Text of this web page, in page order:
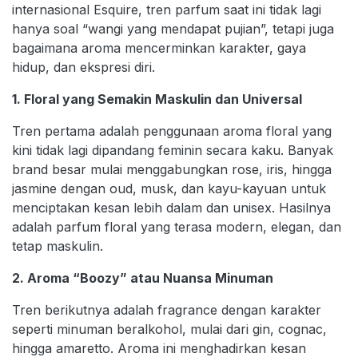
internasional Esquire, tren parfum saat ini tidak lagi
hanya soal “wangi yang mendapat pujian”, tetapi juga
bagaimana aroma mencerminkan karakter, gaya
hidup, dan ekspresi diri.
1. Floral yang Semakin Maskulin dan Universal
Tren pertama adalah penggunaan aroma floral yang
kini tidak lagi dipandang feminin secara kaku. Banyak
brand besar mulai menggabungkan rose, iris, hingga
jasmine dengan oud, musk, dan kayu-kayuan untuk
menciptakan kesan lebih dalam dan unisex. Hasilnya
adalah parfum floral yang terasa modern, elegan, dan
tetap maskulin.
2. Aroma “Boozy” atau Nuansa Minuman
Tren berikutnya adalah fragrance dengan karakter
seperti minuman beralkohol, mulai dari gin, cognac,
hingga amaretto. Aroma ini menghadirkan kesan